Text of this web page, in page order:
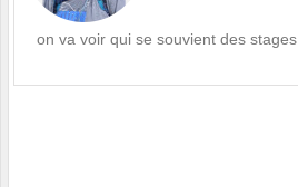
on va voir qui se souvient des stages